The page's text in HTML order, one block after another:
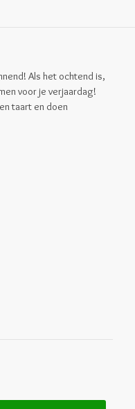
Als het ochtend is,
voor je verjaardag!
taart en doen